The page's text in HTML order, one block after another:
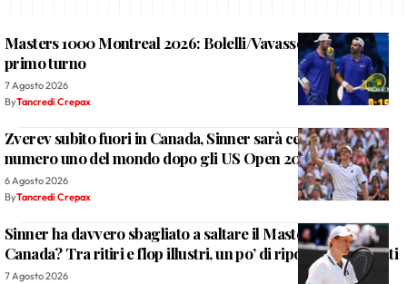
Masters 1000 Montreal 2026: Bolelli/Vavassori fuori al
primo turno
7 Agosto 2026
ByTancredi Crepax
Zverev subito fuori in Canada, Sinner sarà certamente
numero uno del mondo dopo gli US Open 2026
6 Agosto 2026
ByTancredi Crepax
Sinner ha davvero sbagliato a saltare il Masters 1000 del
Canada? Tra ritiri e flop illustri, un po’ di riposo serve a tutti
7 Agosto 2026